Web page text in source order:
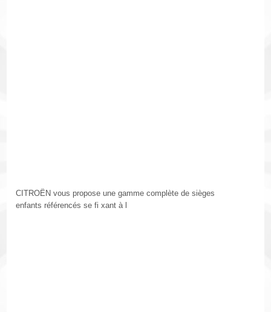
CITROËN vous propose une gamme complète de sièges
enfants référencés se fi xant à l